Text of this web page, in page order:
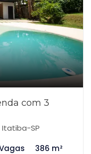
com 3
Itatiba-SP
386 m²